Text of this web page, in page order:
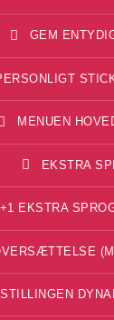
GEM
MENUEN
EKSTRA
+1 EKSTRA